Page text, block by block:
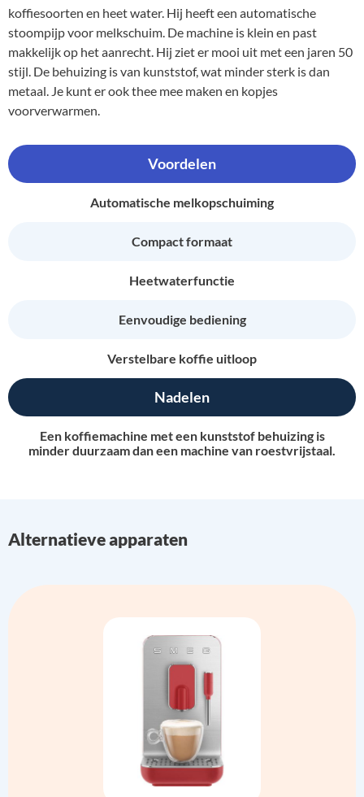
koffiesoorten en heet water. Hij heeft een automatische
stoompijp voor melkschuim. De machine is klein en past
makkelijk op het aanrecht. Hij ziet er mooi uit met een jaren 50
stijl. De behuizing is van kunststof, wat minder sterk is dan
metaal. Je kunt er ook thee mee maken en kopjes
voorverwarmen.
Voordelen
Automatische melkopschuiming
Compact formaat
Heetwaterfunctie
Eenvoudige bediening
Verstelbare koffie uitloop
Nadelen
Een koffiemachine met een kunststof behuizing is
minder duurzaam dan een machine van roestvrijstaal.
Alternatieve apparaten